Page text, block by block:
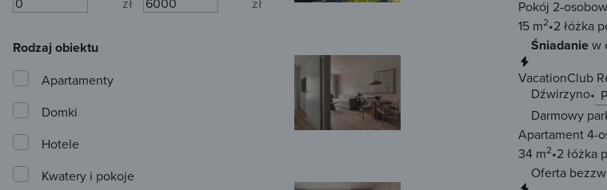
Pokój 2-
15 m2 2 łóżka
Śniadaniew
VacationClub
Dźwirzyno
Darmowy
Apartament 4-
34 m2 2 łóżka
Oferta
Rodzaj obiektu
Apartamenty
Domki
Hotele
Kwatery i pokoje